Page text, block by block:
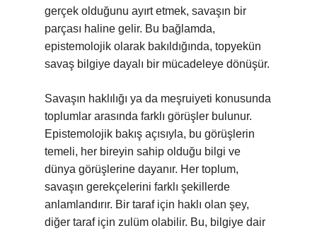
gerçek olduğunu ayırt etmek, savaşın bir
parçası haline gelir. Bu bağlamda,
epistemolojik olarak bakıldığında, topyekün
savaş bilgiye dayalı bir mücadeleye dönüşür.
Savaşın haklılığı ya da meşruiyeti konusunda
toplumlar arasında farklı görüşler bulunur.
Epistemolojik bakış açısıyla, bu görüşlerin
temeli, her bireyin sahip olduğu bilgi ve
dünya görüşlerine dayanır. Her toplum,
savaşın gerekçelerini farklı şekillerde
anlamlandırır. Bir taraf için haklı olan şey,
diğer taraf için zulüm olabilir. Bu, bilgiye dair